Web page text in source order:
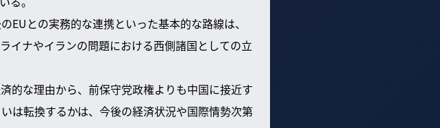
との実務的な連携といった基本的な路線は、
イナやイランの問題における西側諸国としての立
的な理由から、前保守党政権よりも中国に接近す
は転換するかは、今後の経済状況や国際情勢次第